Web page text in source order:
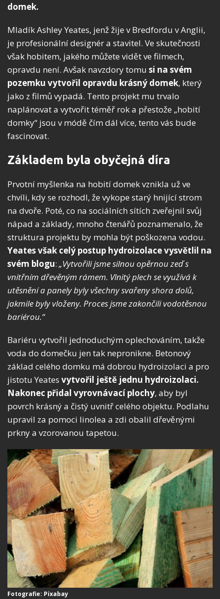
domek.
Mladík Ashley Yeates, jenž žije v Bredfordu v Anglii,
je profesionální designér a stavitel. Ve skutečnosti
však hobitem, jakého můžete vidět ve filmech,
opravdu není. Avšak navzdory tomu si na svém
pozemku vytvořil opravdu krásný domek, který
jako z filmů vypadá. Tento projekt mu trvalo
naplánovat a vytvořit téměř rok a přestože „hobití
domky“ jsou v módě čím dál více, tento vás bude
fascinovat.
Základem byla obyčejná díra
Prvotní myšlenka na hobití domek vznikla už ve
chvíli, kdy se rozhodl, že vykope starý hnijící strom
na dvoře. Poté, co na sociálních sítích zveřejnil svůj
nápad a základy, mnoho čtenářů poznamenalo, že
struktura projektu by mohla být poškozena vodou.
Yeates však celý postup hydroizolace vysvětlil na
svém blogu: „Vytvořili jsme silnou opěrnou zeď s
vnitřním dřevěným rámem. Vlnitý plech se využívá k
utěsnění a panely byly všechny svařeny shora dolů,
jakmile byly vloženy. Proces jsme zakončili vodotěsnou
bariérou.“
Bariéru vytvořil jednoduchým oplechováním, takže
voda do domečku jen tak nepronikne. Betonový
základ celého domku má dobrou hydroizolaci a pro
jistotu Yeates vytvořil ještě jednu hydroizolaci.
Nakonec přidal vyrovnávací plochy, aby byl
povrch krásný a čistý uvnitř celého objektu. Podlahu
upravil za pomoci linolea a zdi obalil dřevěnými
prkny a vzorovanou tapetou.
Fotografie: Pixabay